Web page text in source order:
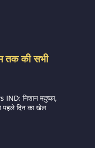
की सभी
निशान मदुष्का,
पहले दिन का खेल